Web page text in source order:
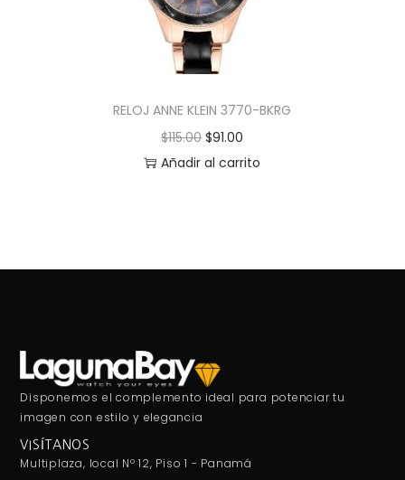
RELOJ ANNE KLEIN 3770-BKRG
$115.00 $91.00
Añadir al carrito
Disponemos el complemento ideal para potenciar tu
imagen con estilo y elegancia
VISÍTANOS
Multiplaza, local Nº 12, Piso 1 - Panamá